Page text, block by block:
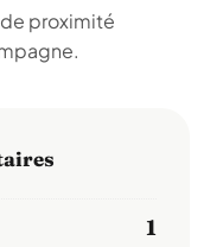
proximité
1